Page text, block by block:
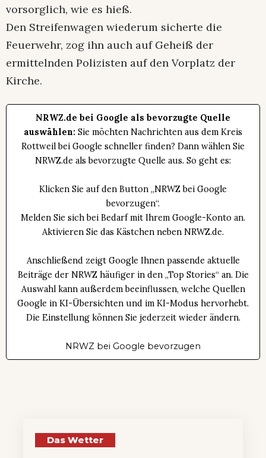
vorsorglich, wie es hieß.
Den Streifenwagen wiederum sicherte die
Feuerwehr, zog ihn auch auf Geheiß der
ermittelnden Polizisten auf den Vorplatz der
Kirche.
NRWZ.de bei Google als bevorzugte Quelle
auswählen: Sie möchten Nachrichten aus dem Kreis
Rottweil bei Google schneller finden? Dann wählen Sie
NRWZ.de als bevorzugte Quelle aus. So geht es:
Klicken Sie auf den Button „NRWZ bei Google
bevorzugen“.
Melden Sie sich bei Bedarf mit Ihrem Google-Konto an.
Aktivieren Sie das Kästchen neben NRWZ.de.
Anschließend zeigt Google Ihnen passende aktuelle
Beiträge der NRWZ häufiger in den „Top Stories“ an. Die
Auswahl kann außerdem beeinflussen, welche Quellen
Google in KI-Übersichten und im KI-Modus hervorhebt.
Die Einstellung können Sie jederzeit wieder ändern.
NRWZ bei Google bevorzugen
Das Wetter